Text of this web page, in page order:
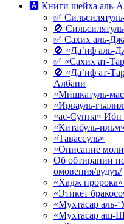
🅰 Книги шейха аль-
✅
🚫
✅ Сахих аль-
🚫 «Да’иф аль-
✅ «Сахих ат-
🚫 «Да’иф ат-
Албани
«Мишкатуль-
«Ирвауль-
«ас-Сунна»
«Китабуль-
«Тавассуль»
«Описание
Об обтирании
омовения/вудуъ/
«Хадж
«Этикет
«Мухтасар аль-
«Мухтасар аш-